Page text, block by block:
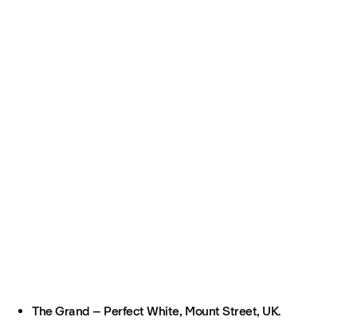
The Grand – Perfect White, Mount Street, UK.